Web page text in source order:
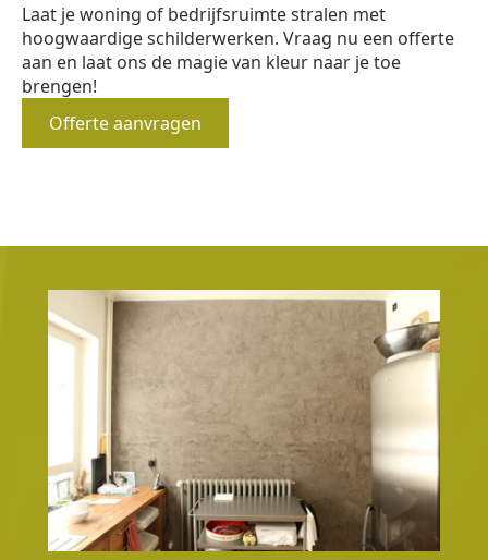
Laat je woning of bedrijfsruimte stralen met
hoogwaardige schilderwerken. Vraag nu een offerte
aan en laat ons de magie van kleur naar je toe
brengen!
Offerte aanvragen